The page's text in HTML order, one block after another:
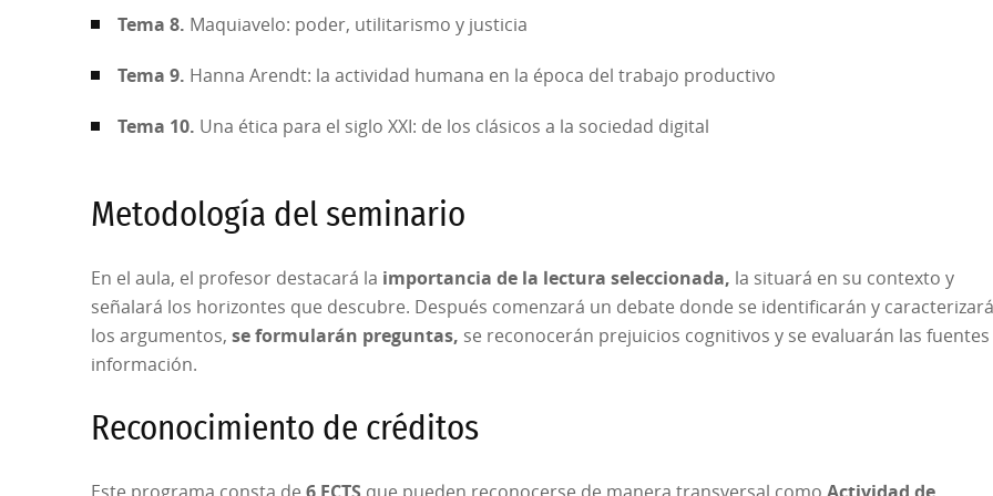
Tema 8. Maquiavelo: poder, utilitarismo y justicia
Tema 9. Hanna Arendt: la actividad humana en la época del trabajo productivo
Tema 10. Una ética para el siglo XXI: de los clásicos a la sociedad digital
Metodología del seminario
En el aula, el profesor destacará la importancia de la lectura seleccionada, la situará en su contexto y
señalará los horizontes que descubre. Después comenzará un debate donde se identificarán y
los argumentos, se formularán preguntas, se reconocerán prejuicios cognitivos y se evaluarán las fuentes
información.
Reconocimiento de créditos